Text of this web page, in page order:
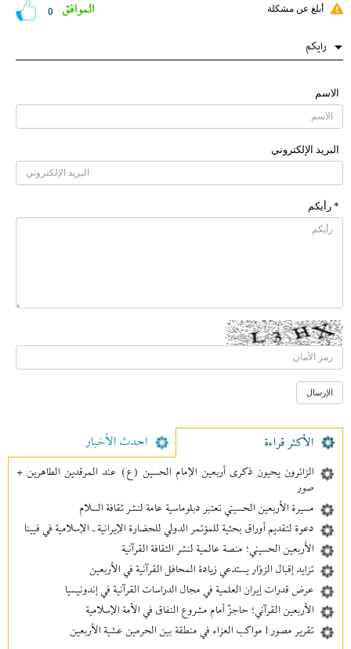
أبلغ عن مشكلة 0 الموافق
رایکم
الاسم
البرید الإلکتروني
* رأیکم
الأکثر قراءة احدث الأخبار
الزائرون يحيون ذكرى أربعين الإمام الحسين (ع) عند المرقدين الطاهرين +
صور
مسيرة الأربعين الحسيني تعتبر دبلوماسية عامة لنشر ثقافة السلام
دعوة لتقديم أوراق بحثية للمؤتمر الدولي للحضارة الإيرانية ـ الإسلامية في فيينا
الأربعين الحسيني؛ منصة عالمية لنشر الثقافة القرآنية
تزايد إقبال الزوّار يستدعي زيادة المحافل القرآنية في الأربعين
عرض قدرات إيران العلمية في مجال الدراسات القرآنية في إندونيسيا
الأربعين القرآني؛ حاجزٌ أمام مشروع النفاق في الأمة الإسلامية
تقرير مصور | مواكب العزاء في منطقة بين‌ الحرمین عشية الأربعين